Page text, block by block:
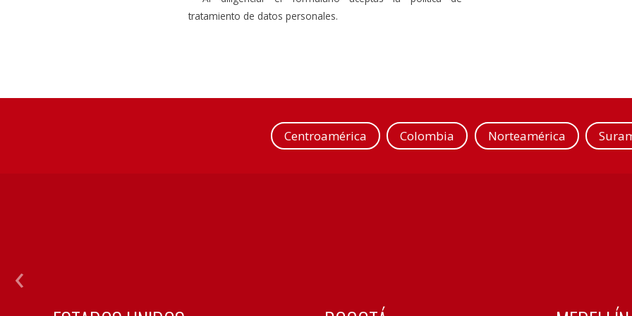
tratamiento de datos personales.
Centroamérica Colombia Norteamérica